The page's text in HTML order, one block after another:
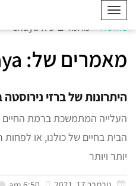
תפריט
Home
»מאמרים של: chaya
מאמרים של: chaya
היתרונות של ברזי
העלייה המתמשכת ברמת החיים
הבית בחיים של כולנו, או
יותר ויותר